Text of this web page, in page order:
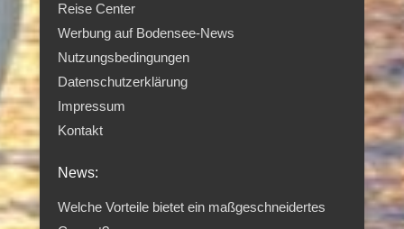
Reise Center
Werbung auf Bodensee-News
Nutzungsbedingungen
Datenschutzerklärung
Impressum
Kontakt
News:
Welche Vorteile bietet ein maßgeschneidertes